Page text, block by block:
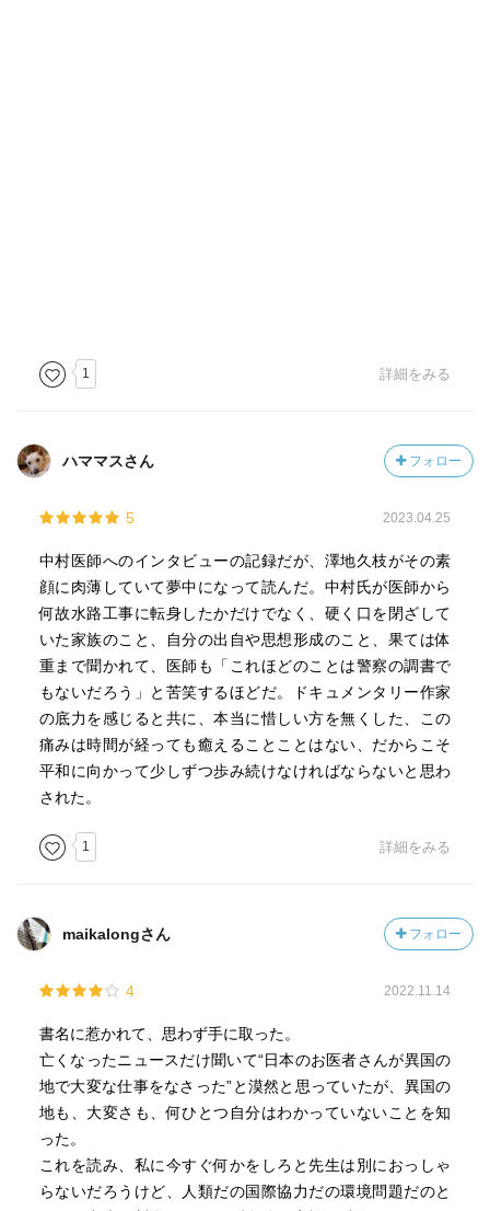
1 詳細をみる
ハママスさん フォロー
5 2023.04.25
中村医師へのインタビューの記録だが、澤地久枝がその素
顔に肉薄していて夢中になって読んだ。中村氏が医師から
何故水路工事に転身したかだけでなく、硬く口を閉ざして
いた家族のこと、自分の出自や思想形成のこと、果ては体
重まで聞かれて、医師も「これほどのことは警察の調書で
もないだろう」と苦笑するほどだ。ドキュメンタリー作家
の底力を感じると共に、本当に惜しい方を無くした、この
痛みは時間が経っても癒えることことはない、だからこそ
平和に向かって少しずつ歩み続けなければならないと思わ
された。
1 詳細をみる
maikalongさん フォロー
4 2022.11.14
書名に惹かれて、思わず手に取った。
亡くなったニュースだけ聞いて“日本のお医者さんが異国の
地で大変な仕事をなさった”と漠然と思っていたが、異国の
地も、大変さも、何ひとつ自分はわかっていないことを知
った。
これを読み、私に今すぐ何かをしろと先生は別におっしゃ
らないだろうけど、人類だの国際協力だの環境問題だのと